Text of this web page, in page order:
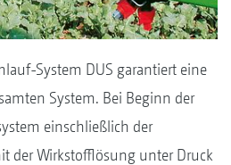
System DUS garantiert eine
System. Bei Beginn der
einschließlich der
der Wirkstofflösung unter Druck